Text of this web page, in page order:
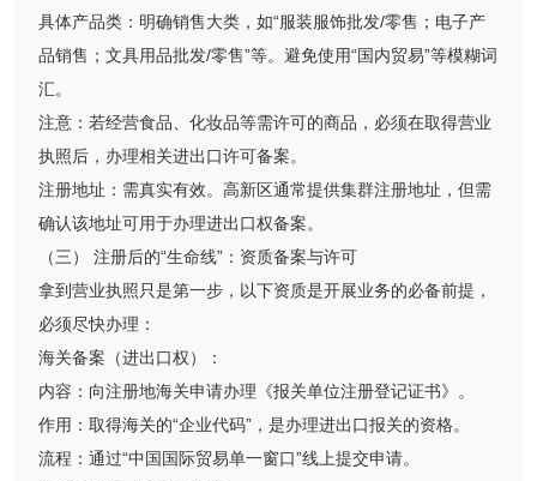
具体产品类：明确销售大类，如“服装服饰批发/零售；电子产
品销售；文具用品批发/零售”等。避免使用“国内贸易”等模糊词
汇。
注意：若经营食品、化妆品等需许可的商品，必须在取得营业
执照后，办理相关进出口许可备案。
注册地址：需真实有效。高新区通常提供集群注册地址，但需
确认该地址可用于办理进出口权备案。
（三） 注册后的“生命线”：资质备案与许可
拿到营业执照只是第一步，以下资质是开展业务的必备前提，
必须尽快办理：
海关备案（进出口权）：
内容：向注册地海关申请办理《报关单位注册登记证书》。
作用：取得海关的“企业代码”，是办理进出口报关的资格。
流程：通过“中国国际贸易单一窗口”线上提交申请。